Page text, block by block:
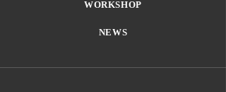
WORKSHOP
NEWS